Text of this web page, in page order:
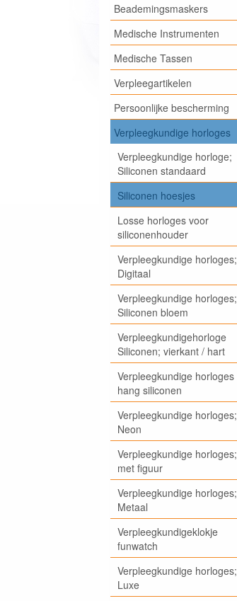
Beademingsmaskers
Medische Instrumenten
Medische Tassen
Verpleegartikelen
Persoonlijke bescherming
Verpleegkundige horloges
Verpleegkundige horloge;
Siliconen standaard
Siliconen hoesjes
Losse horloges voor
siliconenhouder
Verpleegkundige horloges;
Digitaal
Verpleegkundige horloges;
Siliconen bloem
Verpleegkundigehorloge
Siliconen; vierkant / hart
Verpleegkundige horloges
hang siliconen
Verpleegkundige horloges;
Neon
Verpleegkundige horloges;
met figuur
Verpleegkundige horloges;
Metaal
Verpleegkundigeklokje
funwatch
Verpleegkundige horloges;
Luxe